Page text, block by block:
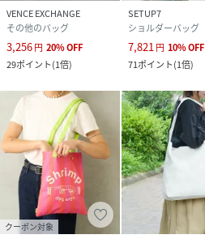
VENCE EXCHANGE
その他のバッグ
3,256円 20%OFF
29ポイント(1倍)
SETUP7
ショルダーバッグ
7,821円 10%OFF
71ポイント(1倍)
クーポン対象